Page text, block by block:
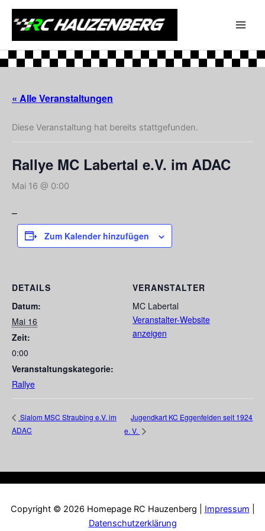
Zum
Inhalt
« Alle Veranstaltungen
Diese Veranstaltung hat bereits stattgefunden.
Rallye MC Labertal e.V. im ADAC
Mai 16 @ 0:00
–
Zum Kalender hinzufügen
DETAILS
Datum:
Mai 16
Zeit:
0:00
Veranstaltungskategorie:
Rallye
VERANSTALTER
MC Labertal
Veranstalter-Website
anzeigen
Slalom MSC Straubing e.V. im
ADAC
Jugendkart KC Eggenfelden seit 1924
e. V.
Copyright © 2026 Homepage RC Hauzenberg | Impressum
Datenschutzerklärung